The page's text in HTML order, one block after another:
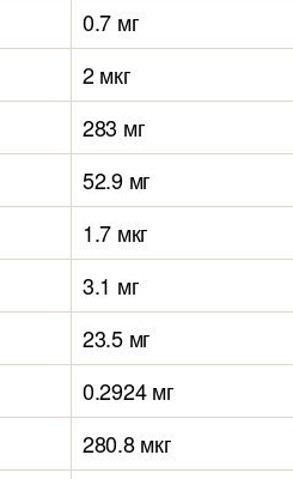
0.7 мг
2 мкг
283 мг
52.9 мг
1.7 мкг
3.1 мг
23.5 мг
0.2924 мг
280.8 мкг